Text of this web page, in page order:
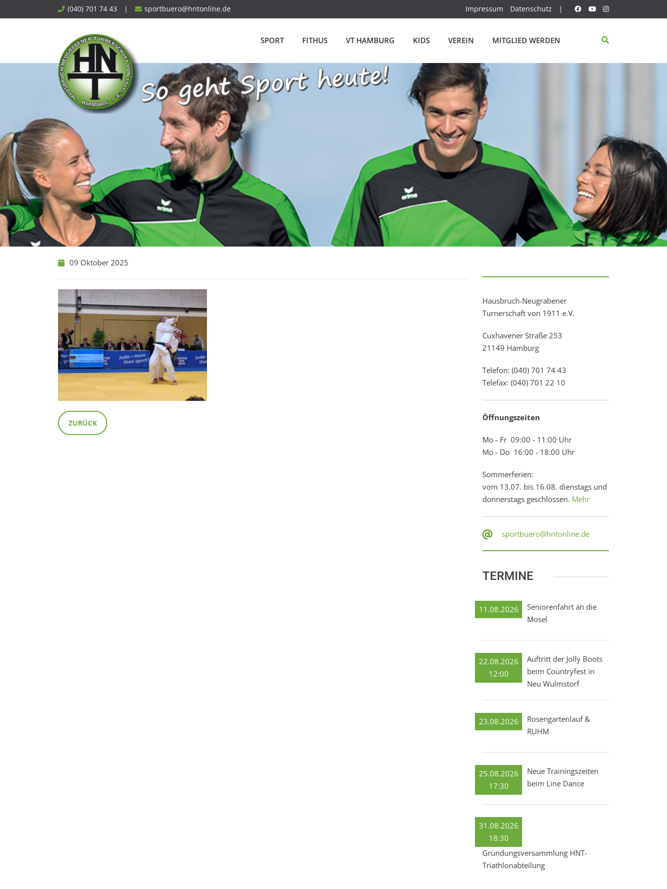
to
(040) 701 74 43 | sportbuero@hntonline.de Impressum Datenschutz |
SPORT FITHUS VT HAMBURG KIDS VEREIN MITGLIED WERDEN
09 Oktober 2025
ZURÜCK
Hausbruch-Neugrabener
Turnerschaft von 1911 e.V.
Cuxhavener Straße 253
21149 Hamburg
Telefon: (040) 701 74 43
Telefax: (040) 701 22 10
Öffnungszeiten
Mo - Fr 09:00 - 11:00 Uhr
Mo - Do 16:00 - 18:00 Uhr
Sommerferien:
vom 13.07. bis 16.08. dienstags und
donnerstags geschlossen. Mehr
sportbuero@hntonline.de
TERMINE
11.08.2026
Seniorenfahrt an die
Mosel
22.08.2026
12:00
Auftritt der Jolly Boots
beim Countryfest in
Neu Wulmstorf
23.08.2026
Rosengartenlauf &
RUHM
25.08.2026
17:30
Neue Trainingszeiten
beim Line Dance
31.08.2026
18:30
Gründungsversammlung HNT-
Triathlonabteilung